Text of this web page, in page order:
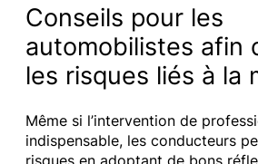
Conseils pour les
automobilistes afin
les risques liés à la
Même si l’intervention de
indispensable, les conducteurs
risques en adoptant de bons